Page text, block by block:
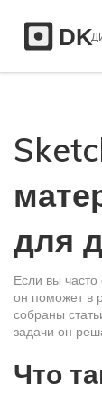
для
Если вы
он поможет в
собраны
задачи он
Что